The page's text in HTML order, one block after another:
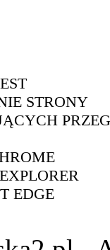
STRONY
EDGE